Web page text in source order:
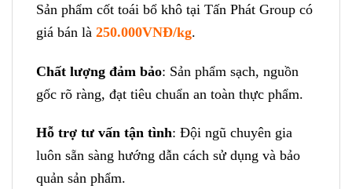
Sản phẩm cốt toái bổ khô tại Tấn Phát Group có
giá bán là 250.000VNĐ/kg.
Chất lượng đảm bảo: Sản phẩm sạch, nguồn
gốc rõ ràng, đạt tiêu chuẩn an toàn thực phẩm.
Hỗ trợ tư vấn tận tình: Đội ngũ chuyên gia
luôn sẵn sàng hướng dẫn cách sử dụng và bảo
quản sản phẩm.